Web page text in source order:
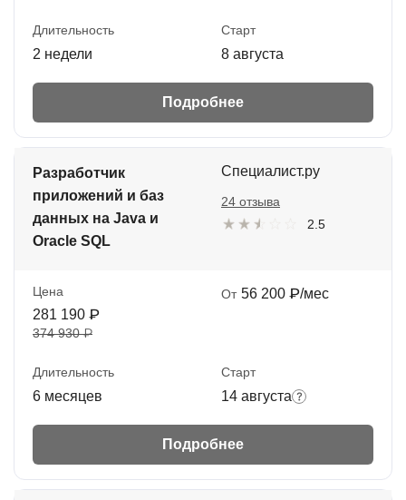
Длительность
2 недели
Старт
8 августа
Подробнее
Разработчик
приложений и баз
данных на Java и
Oracle SQL
Специалист.ру
2.5
24 отзыва
Цена
281 190 ₽
374 930 ₽
От 56 200 ₽/мес
Длительность
6 месяцев
Старт
14 августа
Подробнее